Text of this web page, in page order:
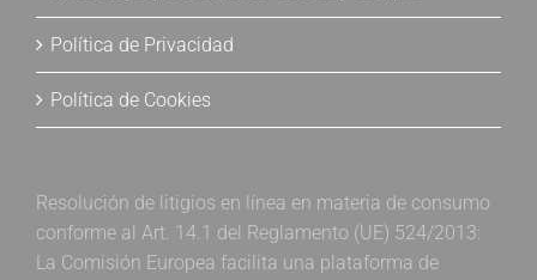
Política de Privacidad
Política de Cookies
Resolución de litigios en línea en materia de consumo
conforme al Art. 14.1 del Reglamento (UE) 524/2013:
La Comisión Europea facilita una plataforma de